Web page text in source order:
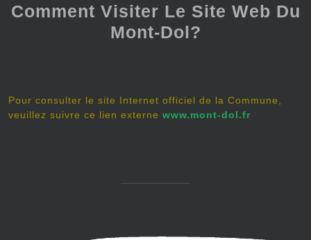
Comment Visiter Le Site Web Du
Mont-Dol?
Pour consulter le site Internet officiel de la Commune,
veuillez suivre ce lien externe www.mont-dol.fr